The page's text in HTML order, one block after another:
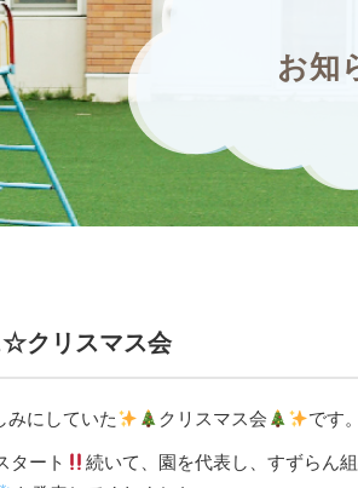
お知
☆クリスマス会
みにしていた クリスマス会 です。
タート
続いて、園を代表し、すずらん